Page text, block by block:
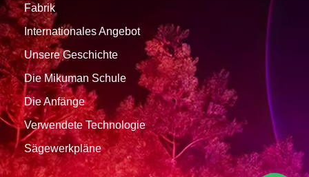
Fabrik
Internationales Angebot
Unsere Geschichte
Die Mikuman Schule
Die Anfänge
Verwendete Technologie
Sägewerkpläne